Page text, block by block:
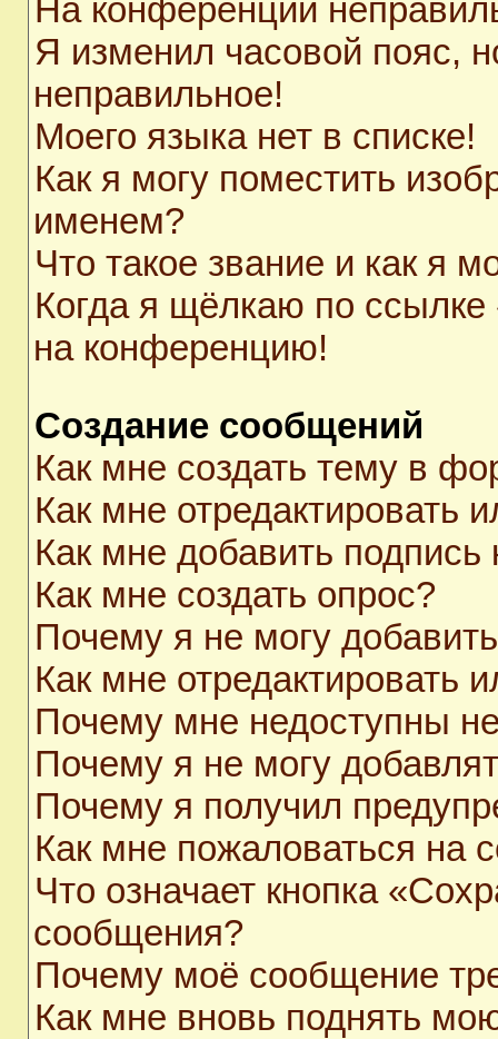
На конференции
Я изменил часовой пояс,
неправильное!
Моего языка нет в списке!
Как я могу поместить
именем?
Что такое звание и как я
Когда я щёлкаю по ссылке
на конференцию!
Создание сообщений
Как мне создать тему в
Как мне отредактировать
Как мне добавить
Как мне создать опрос?
Почему я не могу
Как мне отредактировать
Почему мне недоступны
Почему я не могу
Почему я получил
Как мне пожаловаться на
Что означает кнопка
сообщения?
Почему моё сообщение
Как мне вновь поднять